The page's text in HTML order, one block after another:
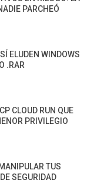
PARCHEÓ
ELUDEN WINDOWS
.RAR
CLOUD RUN QUE
PRIVILEGIO
TUS
SEGURIDAD